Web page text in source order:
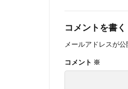
コメントを書く
メールアドレスが
コメント ※